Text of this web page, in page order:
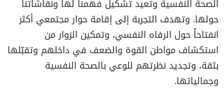
الصحة النفسية وتعيد تشكيل فهمنا لها ونقاشاتنا
حولها. وتهدف التجربة إلى إقامة حوار مجتمعي أكثر
انفتاحاً حول الرفاه النفسي، وتمكين الزوار من
استكشاف مواطن القوة والضعف في داخلهم وتقبّلها
بثقة، وتجديد نظرتهم للوعي بالصحة النفسية
وجمالياتها.